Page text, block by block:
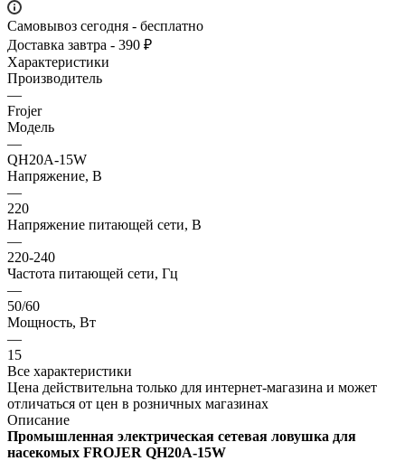
Самовывоз сегодня - бесплатно
Доставка завтра - 390 ₽
Характеристики
Производитель
—
Frojer
Модель
—
QH20A-15W
Напряжение, В
—
220
Напряжение питающей сети, В
—
220-240
Частота питающей сети, Гц
—
50/60
Мощность, Вт
—
15
Все характеристики
Цена действительна только для интернет-магазина и может
отличаться от цен в розничных магазинах
Описание
Промышленная электрическая сетевая ловушка для
насекомых FROJER QH20A-15W